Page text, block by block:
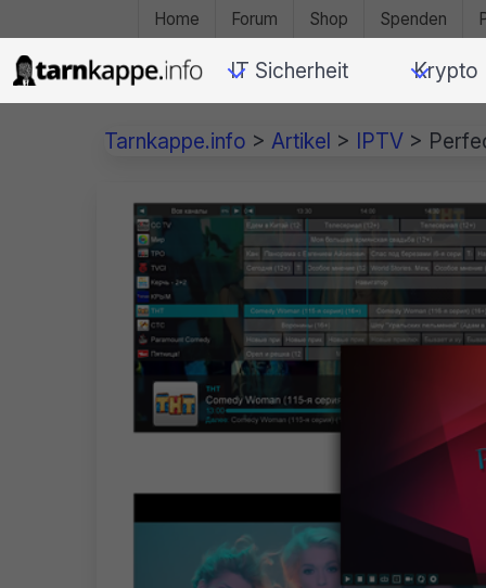
Home Forum Shop Spenden
IT Sicherheit Krypto
Tarnkappe.info > Artikel > IPTV >